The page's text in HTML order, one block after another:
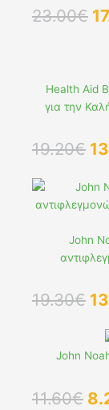
23.00€
Health Aid
για την
19.20€
John
19.30€
John
11.60€